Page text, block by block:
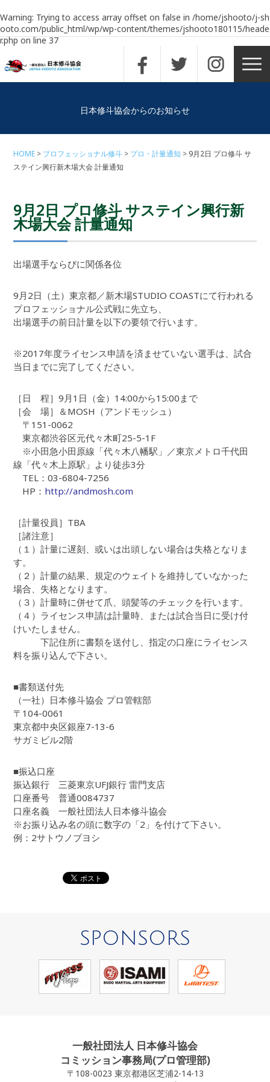
Warning: Trying to access array offset on false in /home/jshooto/j-sh
ooto.com/public_html/wp/wp-content/themes/jshooto180115/heade
r.phpon line37
日本修斗協会からのお知らせ
HOME プロフェッショナル修斗 プロ・計量通知
9月2日 プロ修斗 サ
ステイン興行新木場大会 計量通知
9月2日 プロ修斗 サステイン興行新
木場大会 計量通知
出場選手ならびに関係各位
9月2日（土）東京都／新木場STUDIO COASTにて行われる
プロフェッショナル公式戦に先立ち、
出場選手の前日計量を以下の要領で行います。
※2017年度ライセンス申請を済ませていない選手は、試合
当日までに完了してください。
［日 程］9月1日（金）14:00から15:00まで
［会 場］＆MOSH（アンドモッシュ）
〒151-0062
東京都渋谷区元代々木町25-5-1F
※小田急小田原線「代々木八幡駅」／東京メトロ千代田
線「代々木上原駅」より徒歩3分
TEL：03-6804-7256
HP： http://andmosh.com
［計量役員］TBA
［諸注意］
（１）計量に遅刻、或いは出頭しない場合は失格となりま
す。
（２）計量の結果、規定のウェイトを維持していなかった
場合、失格となります。
（３）計量時に併せて爪、頭髪等のチェックを行います。
（４）ライセンス申請は計量時、または試合当日に受け付
けいたしません。
下記住所に書類を送付し、指定の口座にライセンス
料を振り込んで下さい。
■書類送付先
（一社）日本修斗協会 プロ管轄部
〒104-0061
東京都中央区銀座7-13-6
サガミビル2階
■振込口座
振込銀行 三菱東京UFJ銀行 雷門支店
口座番号 普通0084737
口座名義 一般社団法人日本修斗協会
※お振り込み名の頭に数字の「2」を付けて下さい。
例：2サトウノブヨシ
SPONSORS
一般社団法人 日本修斗協会
コミッション事務局(プロ管理部)
〒108-0023 東京都港区芝浦2-14-13